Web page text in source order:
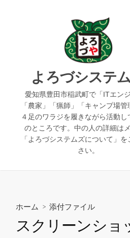
よろづシステ
愛知県豊田市稲武町で「ITエンジ
「農家」「猟師」「キャンプ場
４足のワラジを履きながら活動し
のところです。中の人の詳細は
「よろづシステムズについて」
さい。
ホーム > 添付ファイル
スクリーンショ